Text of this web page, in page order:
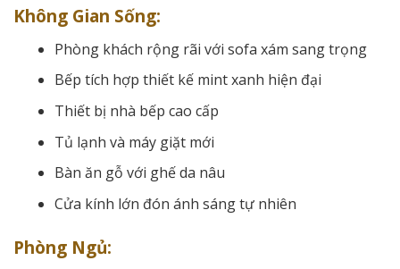
Không Gian Sống:
Phòng khách rộng rãi với sofa xám sang trọng
Bếp tích hợp thiết kế mint xanh hiện đại
Thiết bị nhà bếp cao cấp
Tủ lạnh và máy giặt mới
Bàn ăn gỗ với ghế da nâu
Cửa kính lớn đón ánh sáng tự nhiên
Phòng Ngủ: